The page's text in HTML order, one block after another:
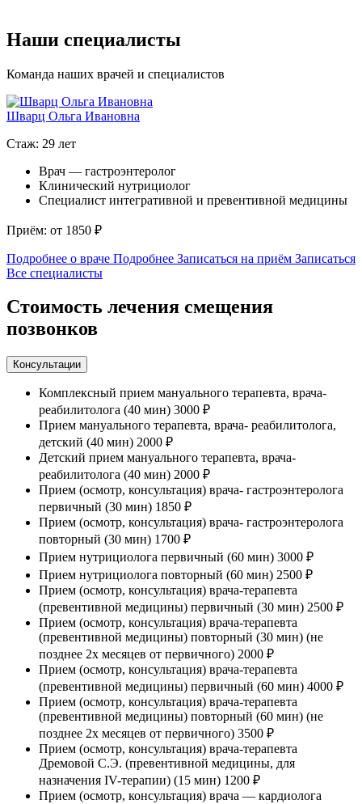
Наши специалисты
Команда наших врачей и специалистов
Шварц Ольга Ивановна
Стаж: 29 лет
Врач — гастроэнтеролог
Клинический нутрициолог
Специалист интегративной и превентивной медицины
Приём: от 1850 ₽
Подробнее о враче Подробнее Записаться на приём Записаться
Все специалисты
Стоимость лечения смещения
позвонков
Консультации
Комплексный прием мануального терапевта, врача-
реабилитолога (40 мин) 3000 ₽
Прием мануального терапевта, врача- реабилитолога,
детский (40 мин) 2000 ₽
Детский прием мануального терапевта, врача-
реабилитолога (40 мин) 2000 ₽
Прием (осмотр, консультация) врача- гастроэнтеролога
первичный (30 мин) 1850 ₽
Прием (осмотр, консультация) врача- гастроэнтеролога
повторный (30 мин) 1700 ₽
Прием нутрициолога первичный (60 мин) 3000 ₽
Прием нутрициолога повторный (60 мин) 2500 ₽
Прием (осмотр, консультация) врача-терапевта
(превентивной медицины) первичный (30 мин) 2500 ₽
Прием (осмотр, консультация) врача-терапевта
(превентивной медицины) повторный (30 мин) (не
позднее 2х месяцев от первичного) 2000 ₽
Прием (осмотр, консультация) врача-терапевта
(превентивной медицины) первичный (60 мин) 4000 ₽
Прием (осмотр, консультация) врача-терапевта
(превентивной медицины) повторный (60 мин) (не
позднее 2х месяцев от первичного) 3500 ₽
Прием (осмотр, консультация) врача-терапевта
Дремовой С.Э. (превентивной медицины, для
назначения IV-терапии) (15 мин) 1200 ₽
Прием (осмотр, консультация) врача — кардиолога